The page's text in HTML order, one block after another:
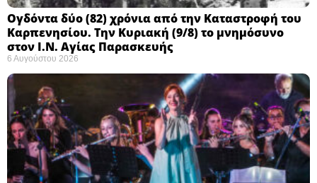
Ογδόντα δύο (82) χρόνια από την Καταστροφή του
Καρπενησίου. Την Κυριακή (9/8) το μνημόσυνο
στον Ι.Ν. Αγίας Παρασκευής
6 Αυγούστου 2026